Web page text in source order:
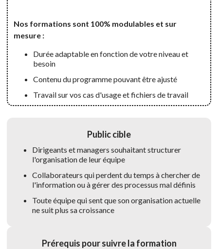
Nos formations sont 100% modulables et sur
mesure :
Durée adaptable en fonction de votre niveau et
besoin
Contenu du programme pouvant être ajusté
Travail sur vos cas d'usage et fichiers de travail
Public cible
Dirigeants et managers souhaitant structurer
l'organisation de leur équipe
Collaborateurs qui perdent du temps à chercher de
l'information ou à gérer des processus mal définis
Toute équipe qui sent que son organisation actuelle
ne suit plus sa croissance
Prérequis pour suivre la formation